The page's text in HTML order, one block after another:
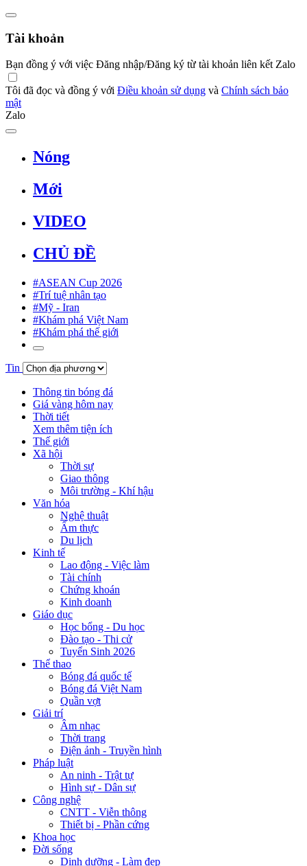
Tài khoản
Bạn đồng ý với việc Đăng nhập/Đăng ký từ tài khoản liên kết Zalo
Tôi đã đọc và đồng ý với Điều khoản sử dụng và Chính sách bảo
mật
Zalo
Nóng
Mới
VIDEO
CHỦ ĐỀ
#ASEAN Cup 2026
#Trí tuệ nhân tạo
#Mỹ - Iran
#Khám phá Việt Nam
#Khám phá thế giới
Tin
Thông tin bóng đá
Giá vàng hôm nay
Thời tiết
Xem thêm tiện ích
Thế giới
Xã hội
Thời sự
Giao thông
Môi trường - Khí hậu
Văn hóa
Nghệ thuật
Ẩm thực
Du lịch
Kinh tế
Lao động - Việc làm
Tài chính
Chứng khoán
Kinh doanh
Giáo dục
Học bổng - Du học
Đào tạo - Thi cử
Tuyển Sinh 2026
Thể thao
Bóng đá quốc tế
Bóng đá Việt Nam
Quần vợt
Giải trí
Âm nhạc
Thời trang
Điện ảnh - Truyền hình
Pháp luật
An ninh - Trật tự
Hình sự - Dân sự
Công nghệ
CNTT - Viễn thông
Thiết bị - Phần cứng
Khoa học
Đời sống
Dinh dưỡng - Làm đẹp